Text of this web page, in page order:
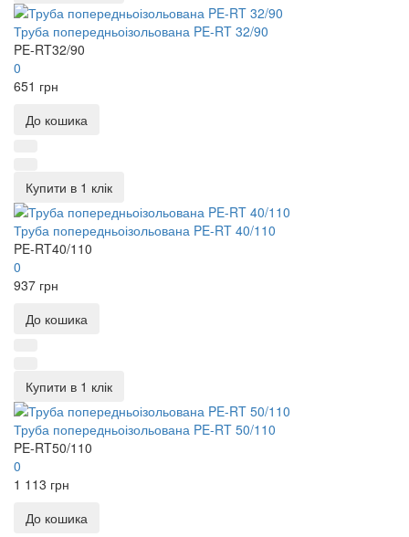
Труба попередньоізольована PE-RT 32/90
PE-RT32/90
0
651 грн
До кошика
Купити в 1 клік
Труба попередньоізольована PE-RT 40/110
PE-RT40/110
0
937 грн
До кошика
Купити в 1 клік
Труба попередньоізольована PE-RT 50/110
PE-RT50/110
0
1 113 грн
До кошика